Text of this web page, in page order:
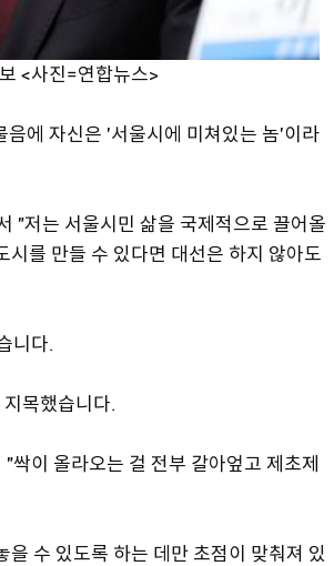
<사진=연합뉴스>
음에 자신은 '서울시에 미쳐있는 놈'이라
"저는 서울시민 삶을 국제적으로 끌어올
를 만들 수 있다면 대선은 하지 않아도
니다.
목했습니다.
이 올라오는 걸 전부 갈아엎고 제초제
수 있도록 하는 데만 초점이 맞춰져 있